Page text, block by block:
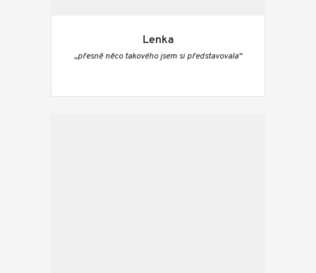
Lenka
„přesně něco takového jsem si představovala“